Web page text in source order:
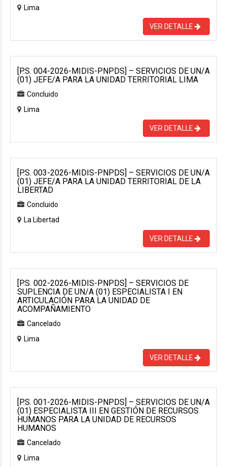
Lima
VER DETALLE
[P.S. 004-2026-MIDIS-PNPDS] – SERVICIOS DE UN/A
(01) JEFE/A PARA LA UNIDAD TERRITORIAL LIMA
Concluido
Lima
VER DETALLE
[P.S. 003-2026-MIDIS-PNPDS] – SERVICIOS DE UN/A
(01) JEFE/A PARA LA UNIDAD TERRITORIAL DE LA
LIBERTAD
Concluido
La Libertad
VER DETALLE
[P.S. 002-2026-MIDIS-PNPDS] – SERVICIOS DE
SUPLENCIA DE UN/A (01) ESPECIALISTA I EN
ARTICULACIÓN PARA LA UNIDAD DE
ACOMPAÑAMIENTO
Cancelado
Lima
VER DETALLE
[P.S. 001-2026-MIDIS-PNPDS] – SERVICIOS DE UN/A
(01) ESPECIALISTA III EN GESTIÓN DE RECURSOS
HUMANOS PARA LA UNIDAD DE RECURSOS
HUMANOS
Cancelado
Lima